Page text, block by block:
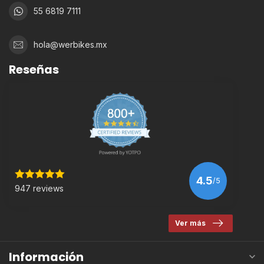
55 6819 7111
hola@werbikes.mx
Reseñas
947 reviews
4.5/5
Ver más
Información